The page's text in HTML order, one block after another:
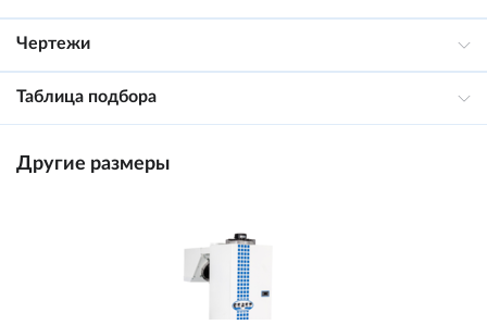
Чертежи
Таблица подбора
Другие размеры